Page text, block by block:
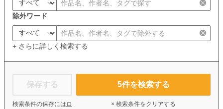
除外ワード
+ さらに詳しく検索する
保存する
検索条件の保存には ロ
5件を検索する
× 検索条件をクリアする